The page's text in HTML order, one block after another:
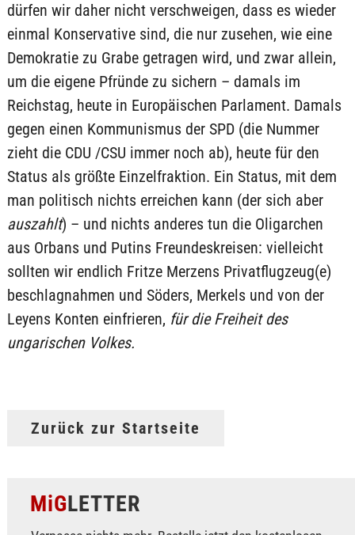
dürfen wir daher nicht verschweigen, dass es wieder
einmal Konservative sind, die nur zusehen, wie eine
Demokratie zu Grabe getragen wird, und zwar allein,
um die eigene Pfründe zu sichern – damals im
Reichstag, heute in Europäischen Parlament. Damals
gegen einen Kommunismus der SPD (die Nummer
zieht die CDU /CSU immer noch ab), heute für den
Status als größte Einzelfraktion. Ein Status, mit dem
man politisch nichts erreichen kann (der sich aber
auszahlt) – und nichts anderes tun die Oligarchen
aus Orbans und Putins Freundeskreisen: vielleicht
sollten wir endlich Fritze Merzens Privatflugzeug(e)
beschlagnahmen und Söders, Merkels und von der
Leyens Konten einfrieren, für die Freiheit des
ungarischen Volkes.
Zurück zur Startseite
MiGLETTER